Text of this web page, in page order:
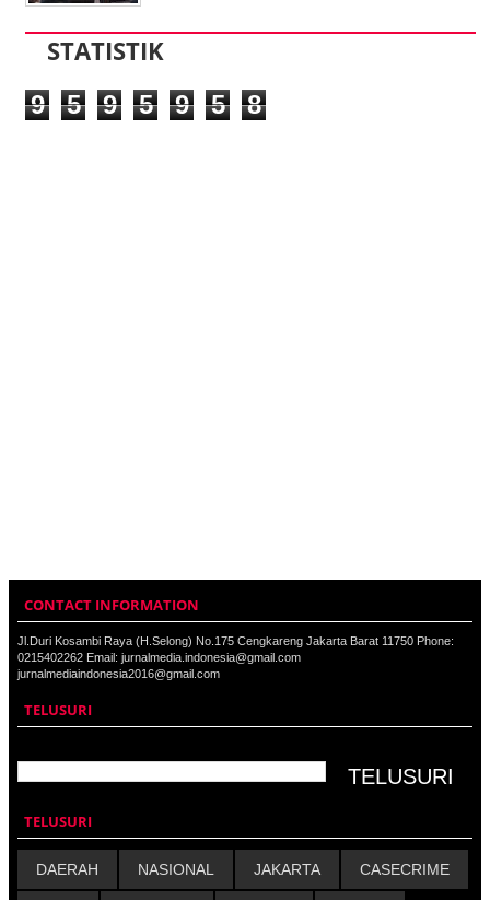
STATISTIK
9 5 9 5 9 5 8
CONTACT INFORMATION
Jl.Duri Kosambi Raya (H.Selong) No.175 Cengkareng Jakarta Barat 11750 Phone:
0215402262 Email: jurnalmedia.indonesia@gmail.com
jurnalmediaindonesia2016@gmail.com
TELUSURI
TELUSURI
DAERAH NASIONAL JAKARTA CASECRIME